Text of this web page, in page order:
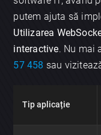
putem ajuta să
Utilizarea
interactive. Nu mai
57 458 sau
Tip aplicație